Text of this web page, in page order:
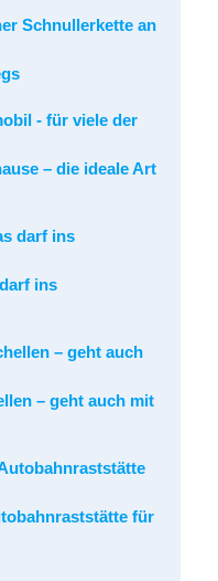
– die ideale Art
ins
– geht auch mit
für